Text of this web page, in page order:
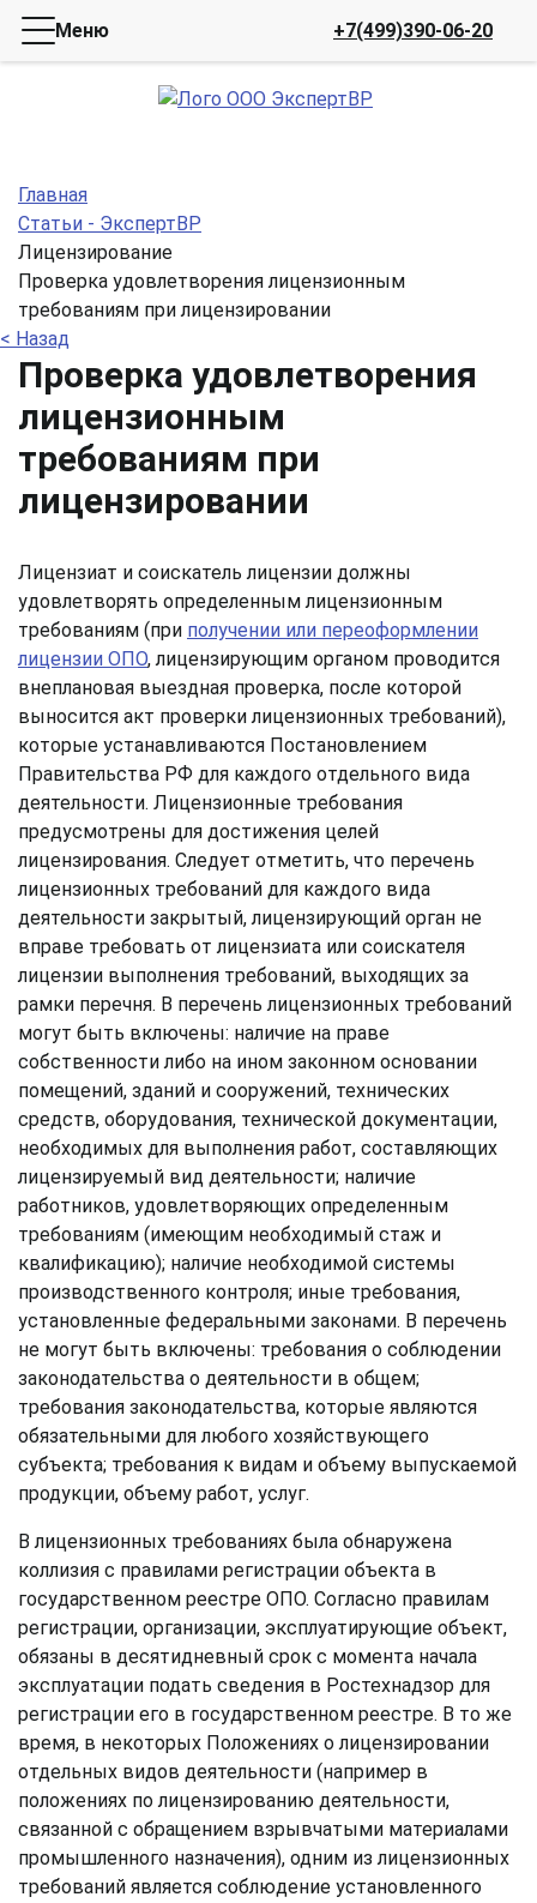
Меню +7(499)390-06-20
Главная
Статьи - ЭкспертВР
Лицензирование
Проверка удовлетворения лицензионным
требованиям при лицензировании
< Назад
Проверка удовлетворения
лицензионным
требованиям при
лицензировании
Лицензиат и соискатель лицензии должны
удовлетворять определенным лицензионным
требованиям (при получении или переоформлении
лицензии ОПО, лицензирующим органом проводится
внеплановая выездная проверка, после которой
выносится акт проверки лицензионных требований),
которые устанавливаются Постановлением
Правительства РФ для каждого отдельного вида
деятельности. Лицензионные требования
предусмотрены для достижения целей
лицензирования. Следует отметить, что перечень
лицензионных требований для каждого вида
деятельности закрытый, лицензирующий орган не
вправе требовать от лицензиата или соискателя
лицензии выполнения требований, выходящих за
рамки перечня. В перечень лицензионных требований
могут быть включены: наличие на праве
собственности либо на ином законном основании
помещений, зданий и сооружений, технических
средств, оборудования, технической документации,
необходимых для выполнения работ, составляющих
лицензируемый вид деятельности; наличие
работников, удовлетворяющих определенным
требованиям (имеющим необходимый стаж и
квалификацию); наличие необходимой системы
производственного контроля; иные требования,
установленные федеральными законами. В перечень
не могут быть включены: требования о соблюдении
законодательства о деятельности в общем;
требования законодательства, которые являются
обязательными для любого хозяйствующего
субъекта; требования к видам и объему выпускаемой
продукции, объему работ, услуг.
В лицензионных требованиях была обнаружена
коллизия с правилами регистрации объекта в
государственном реестре ОПО. Согласно правилам
регистрации, организации, эксплуатирующие объект,
обязаны в десятидневный срок с момента начала
эксплуатации подать сведения в Ростехнадзор для
регистрации его в государственном реестре. В то же
время, в некоторых Положениях о лицензировании
отдельных видов деятельности (например в
положениях по лицензированию деятельности,
связанной с обращением взрывчатыми материалами
промышленного назначения), одним из лицензионных
требований является соблюдение установленного